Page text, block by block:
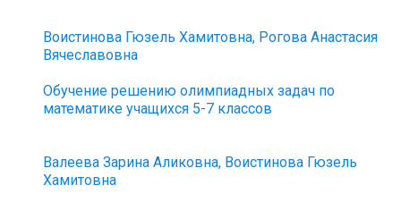
Воистинова Гюзель Хамитовна, Рогова Анастасия
Вячеславовна
Обучение решению олимпиадных задач по
математике учащихся 5-7 классов
Валеева Зарина Аликовна, Воистинова Гюзель
Хамитовна